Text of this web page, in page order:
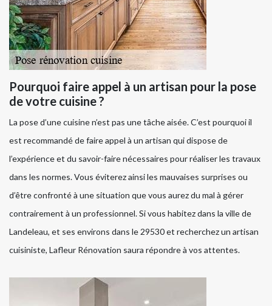
Pourquoi faire appel à un artisan pour la pose
de votre cuisine ?
La pose d’une cuisine n’est pas une tâche aisée. C’est pourquoi il
est recommandé de faire appel à un artisan qui dispose de
l’expérience et du savoir-faire nécessaires pour réaliser les travaux
dans les normes. Vous éviterez ainsi les mauvaises surprises ou
d’être confronté à une situation que vous aurez du mal à gérer
contrairement à un professionnel. Si vous habitez dans la ville de
Landeleau, et ses environs dans le 29530 et recherchez un artisan
cuisiniste, Lafleur Rénovation saura répondre à vos attentes.